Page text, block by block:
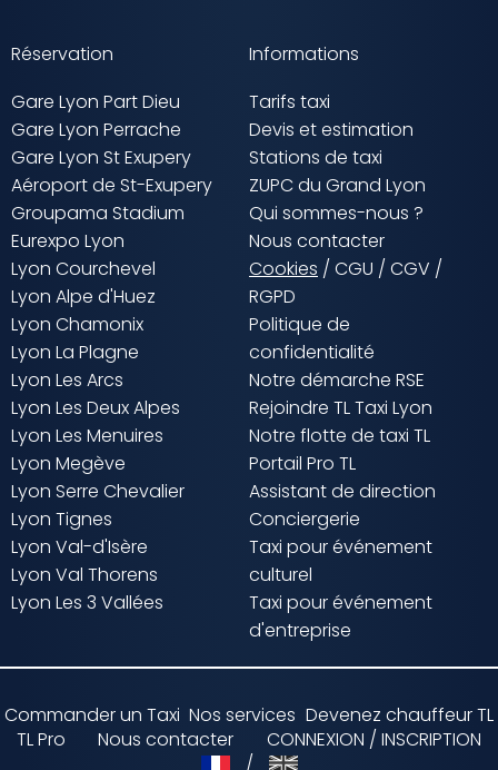
Réservation
Gare Lyon Part Dieu
Gare Lyon Perrache
Gare Lyon St Exupery
Aéroport de St-Exupery
Groupama Stadium
Eurexpo Lyon
Lyon Courchevel
Lyon Alpe d'Huez
Lyon Chamonix
Lyon La Plagne
Lyon Les Arcs
Lyon Les Deux Alpes
Lyon Les Menuires
Lyon Megève
Lyon Serre Chevalier
Lyon Tignes
Lyon Val-d'Isère
Lyon Val Thorens
Lyon Les 3 Vallées
Informations
Tarifs taxi
Devis et estimation
Stations de taxi
ZUPC du Grand Lyon
Qui sommes-nous ?
Nous contacter
Cookies / CGU / CGV /
RGPD
Politique de
confidentialité
Notre démarche RSE
Rejoindre TL Taxi Lyon
Notre flotte de taxi TL
Portail Pro TL
Assistant de direction
Conciergerie
Taxi pour événement
culturel
Taxi pour événement
d'entreprise
Commander un Taxi Nos services Devenez chauffeur TL
TL Pro
Nous contacter
CONNEXION / INSCRIPTION
/